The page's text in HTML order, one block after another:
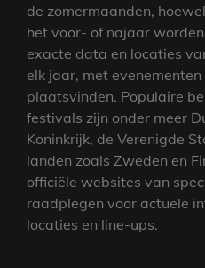
de zomermaanden,
het voor- of najaar
exacte data en locaties
elk jaar, met
plaatsvinden. Populaire
festivals zijn onder meer
Koninkrijk, de Verenigde
landen zoals Zweden en
officiële websites van
raadplegen voor actuele
locaties en line-ups.